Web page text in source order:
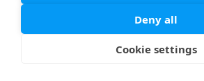
Deny all
Cookie settings